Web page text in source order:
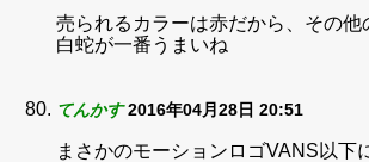
売られるカラーは赤だから、その他
白蛇が一番うまいね
てんかす 2016年04月28日 20:51
まさかのモーションロゴVANS以下